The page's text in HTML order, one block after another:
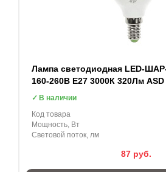
Лампа светодиодная LED-
160-260В Е27 3000К 320Лм ASD
В наличии
Код товара
Мощность, Вт
Световой поток, лм
87 руб.